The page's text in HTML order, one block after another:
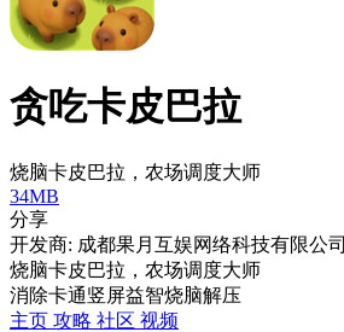
贪吃卡皮巴拉
烧脑卡皮巴拉，农场调度大师
34MB
分享
开发商: 成都果月互娱网络科技有限公司
烧脑卡皮巴拉，农场调度大师
消除卡通竖屏益智烧脑解压
主页 攻略 社区 视频